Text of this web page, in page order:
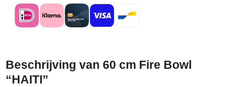
Beschrijving van 60 cm Fire Bowl
“HAITI”